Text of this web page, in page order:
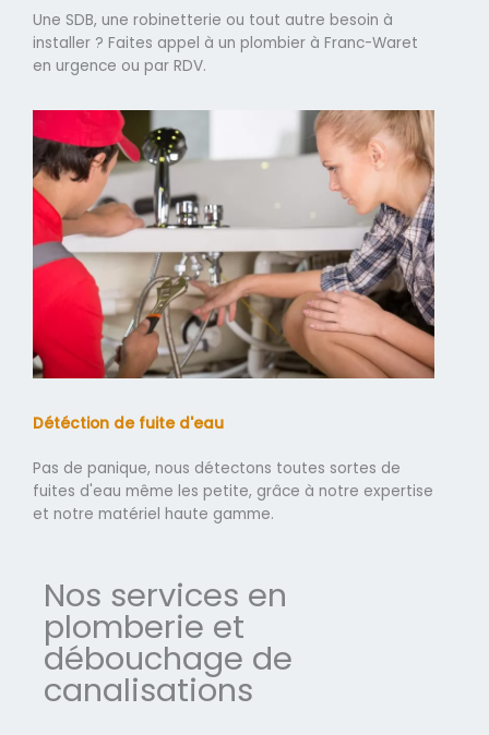
Une SDB, une robinetterie ou tout autre besoin à
installer ? Faites appel à un plombier à Franc-Waret
en urgence ou par RDV.
Détéction de fuite d'eau
Pas de panique, nous détectons toutes sortes de
fuites d'eau même les petite, grâce à notre expertise
et notre matériel haute gamme.
Nos services en
plomberie et
débouchage de
canalisations